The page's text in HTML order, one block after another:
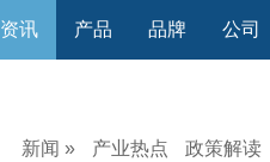
资讯 产品 品牌 公司
新闻 » 产业热点 政策解读